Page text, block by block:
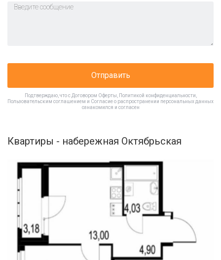
Отправить
Подтверждаю, что с Договором Оферты Политикой конфиденциальности
Пользовательским соглашением и Согласие о распространении персональных данных
ознакомился и согласен
Квартиры - набережная Октябрьская